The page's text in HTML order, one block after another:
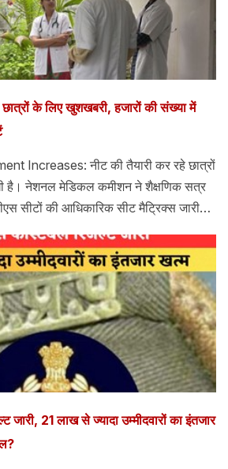
के लिए खुशखबरी, हजारों की संख्या में
की तैयारी कर रहे छात्रों
है। नेशनल मेडिकल कमीशन ने शैक्षणिक सत्र
सीटों की आधिकारिक सीट मैट्रिक्स जारी
जारी, 21 लाख से ज्यादा उम्मीदवारों का इंतजार